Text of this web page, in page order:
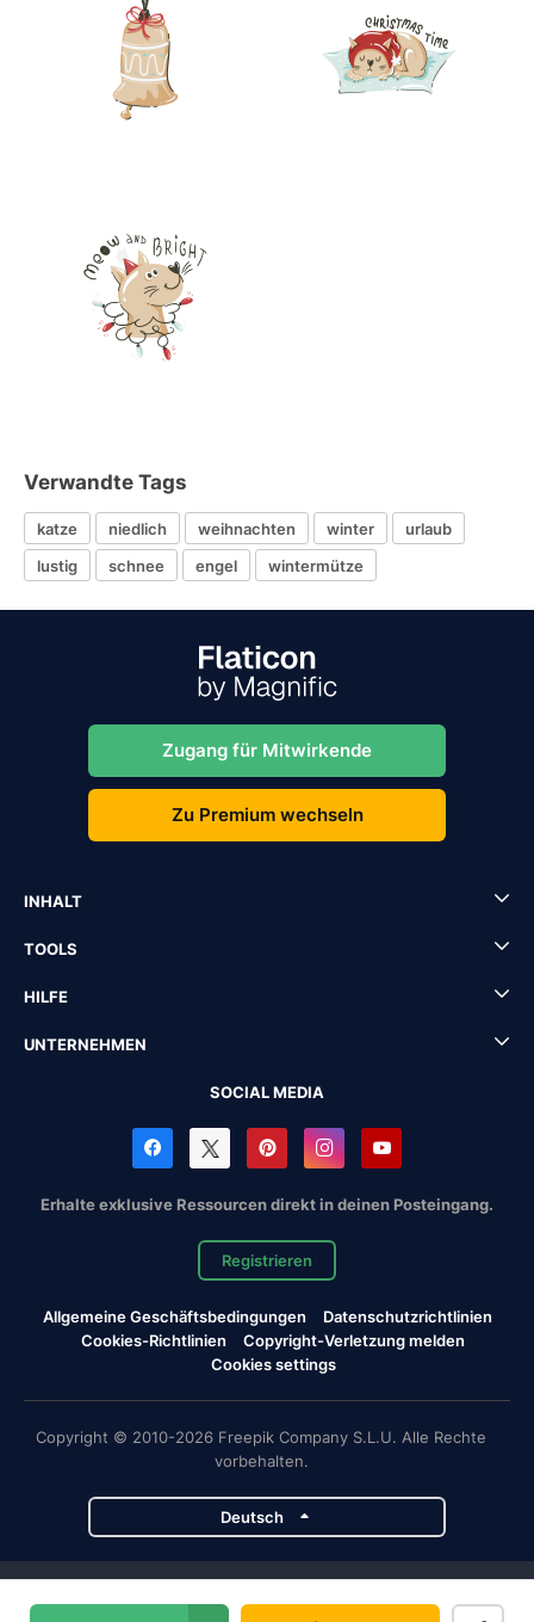
Verwandte Tags
katze niedlich weihnachten winter
urlaub
lustig
schnee engel wintermütze
Zugang für Mitwirkende
Zu Premium wechseln
INHALT
TOOLS
HILFE
UNTERNEHMEN
SOCIAL MEDIA
Erhalte exklusive Ressourcen direkt in deinen Posteingang.
Registrieren
Allgemeine Geschäftsbedingungen
Datenschutzrichtlinien
Cookies-Richtlinien
Copyright-Verletzung melden
Cookies settings
Copyright © 2010-2026 Freepik Company S.L.U. Alle Rechte
vorbehalten.
Deutsch